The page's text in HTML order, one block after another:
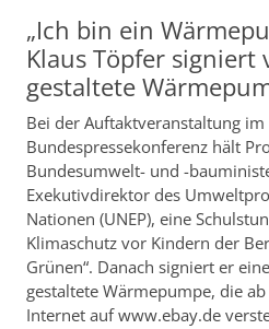
„Ich bin ein
Klaus Töpfer signiert
gestaltete
Bei der Auftaktveranstaltung im
Bundespressekonferenz hält
Bundesumwelt- und -
Exekutivdirektor des
Nationen (UNEP), eine
Klimaschutz vor Kindern der
Grünen“. Danach signiert er
gestaltete Wärmepumpe, die
Internet auf www.ebay.de